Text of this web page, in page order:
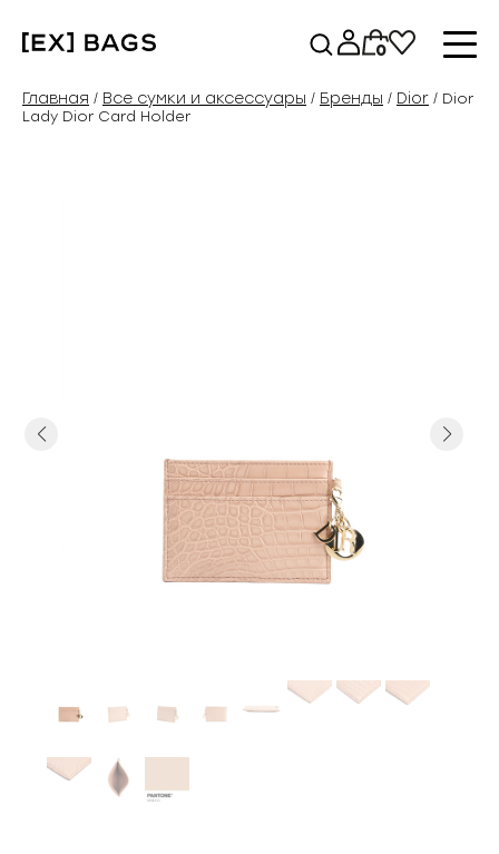
содержимому
0
Главная / Все сумки и аксессуары / Бренды / Dior / Dior
Lady Dior Card Holder
Previous Next